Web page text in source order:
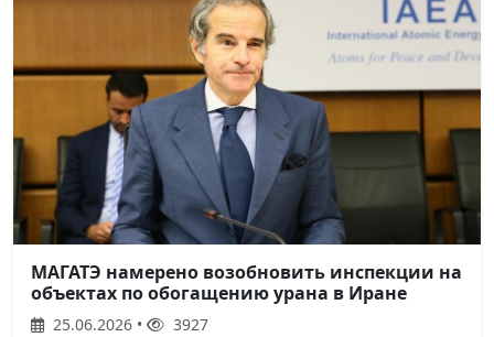
МАГАТЭ намерено возобновить инспекции на
объектах по обогащению урана в Иране
25.06.2026 • 3927